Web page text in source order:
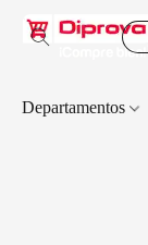
Departamentos